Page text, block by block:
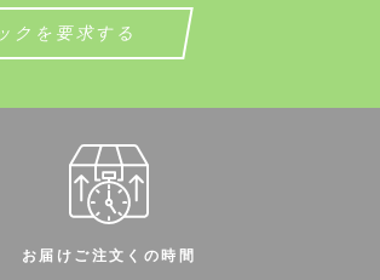
クを要求する
お届けご注文くの時間
個人データの処理に同意する
ータの処理に同意する